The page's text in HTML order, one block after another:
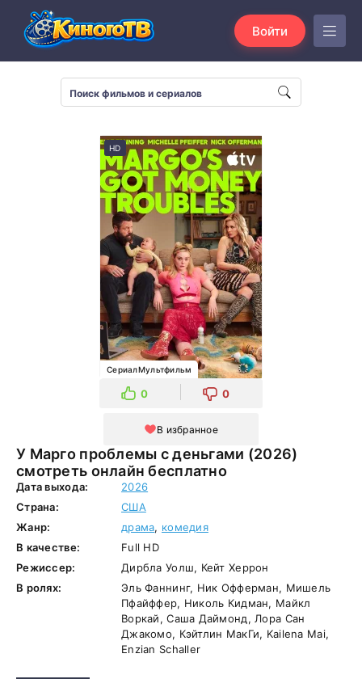
Войти
У Марго проблемы с деньгами (2026)
смотреть онлайн бесплатно
HD
СериалМультфильм
0 0
В избранное
Дата выхода:
2026
Страна:
США
Жанр:
драма, комедия
В качестве:
Full HD
Режиссер:
Дирбла Уолш, Кейт Херрон
В ролях:
Эль Фаннинг, Ник Офферман, Мишель
Пфайффер, Николь Кидман, Майкл
Воркай, Саша Даймонд, Лора Сан
Джакомо, Кэйтлин МакГи, Kailena Mai,
Enzian Schaller